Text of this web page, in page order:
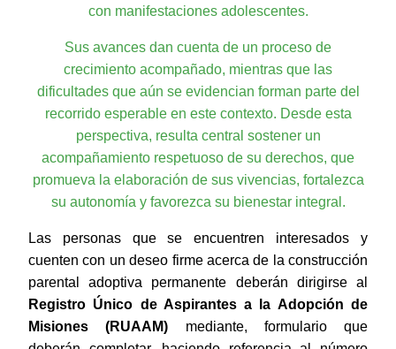
con manifestaciones adolescentes.
Sus avances dan cuenta de un proceso de
crecimiento acompañado, mientras que las
dificultades que aún se evidencian forman parte del
recorrido esperable en este contexto. Desde esta
perspectiva, resulta central sostener un
acompañamiento respetuoso de su derechos, que
promueva la elaboración de sus vivencias, fortalezca
su autonomía y favorezca su bienestar integral.
Las personas que se encuentren interesados y
cuenten con un deseo firme acerca de la construcción
parental adoptiva permanente deberán dirigirse al
Registro Único de Aspirantes a la Adopción de
Misiones (RUAAM) mediante, formulario que